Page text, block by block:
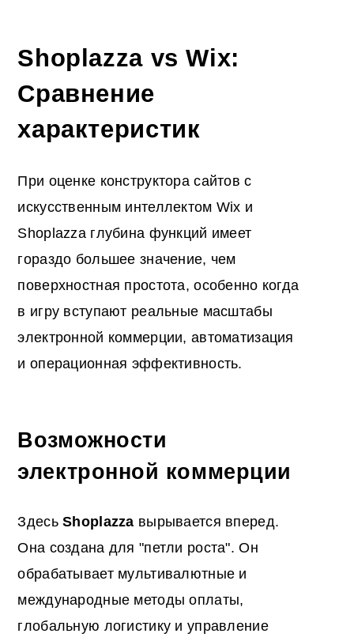
Shoplazza vs Wix:
Сравнение
характеристик
При оценке конструктора сайтов с
искусственным интеллектом Wix и
Shoplazza глубина функций имеет
гораздо большее значение, чем
поверхностная простота, особенно когда
в игру вступают реальные масштабы
электронной коммерции, автоматизация
и операционная эффективность.
Возможности
электронной коммерции
ЗдесьShoplazza вырывается вперед.
Она создана для "петли роста". Он
обрабатывает мультивалютные и
международные методы оплаты,
глобальную логистику и управление